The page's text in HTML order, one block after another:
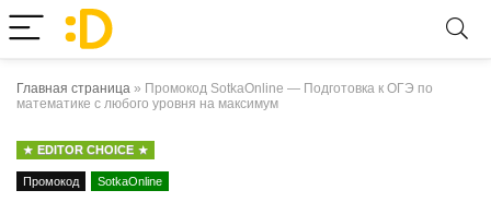
Главная страница » Промокод SotkaOnline — Подготовка к ОГЭ по
математике с любого уровня на максимум
EDITOR CHOICE
Промокод SotkaOnline